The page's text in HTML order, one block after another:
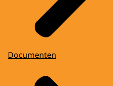
Documenten